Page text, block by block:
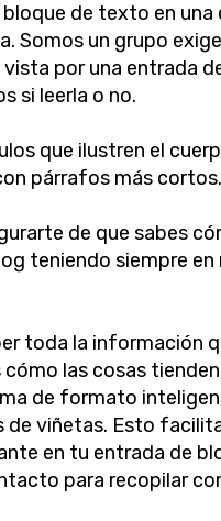
bloque de texto en
Somos un grupo
vista por una entrada
si leerla o no.
que ilustren el
párrafos más cortos.
de que sabes
teniendo siempre en
toda la información
las cosas
de formato
de viñetas. Esto
en tu entrada de
para recopilar